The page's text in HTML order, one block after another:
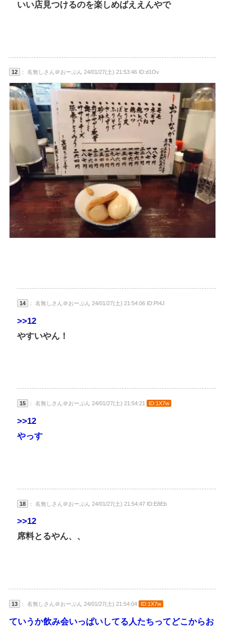
いい店見つけるのを楽しめばええんやで
12 ： 名無しさん＠おーぷん 24/01/27(土) 21:53:46 ID:d1Ov
14 ： 名無しさん＠おーぷん 24/01/27(土) 21:54:06 ID:PI4J
>>12
やすいやん！
15 ： 名無しさん＠おーぷん 24/01/27(土) 21:54:21 ID:1X7w
>>12
やっす
18 ： 名無しさん＠おーぷん 24/01/27(土) 21:54:47 ID:E8Eb
>>12
席料とるやん、、
13 ： 名無しさん＠おーぷん 24/01/27(土) 21:54:04 ID:1X7w
ていうか飲み会いっぱいしてる人たちってどこからお